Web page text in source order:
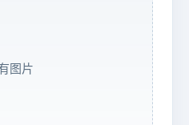
图片